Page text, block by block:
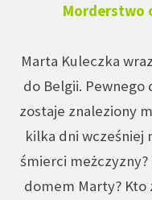
Morderstwo
Marta Kuleczka
do Belgii. Pewnego
zostaje znaleziony
kilka dni wcześniej
śmierci meżczyzny?
domem Marty? Kto